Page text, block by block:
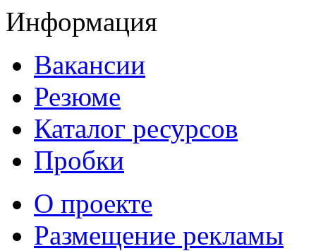
Информация
Вакансии
Резюме
Каталог ресурсов
Пробки
О проекте
Размещение рекламы